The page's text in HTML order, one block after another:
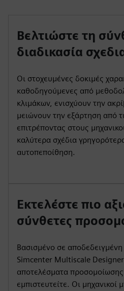
Βελτιώστε τη
διαδικασία
Οι στοχευμένες δοκιμές
καθοδηγούμενες από
κλιμάκων, ενισχύουν την
μειώνουν την εξάρτηση από
επιτρέποντας στους
καλύτερα σχέδια
αυτοπεποίθηση.
Εκτελέστε πιο
σύνθετες
Βασισμένο σε
Simcenter Multiscale
αποτελέσματα
εμπιστευτείτε. Οι